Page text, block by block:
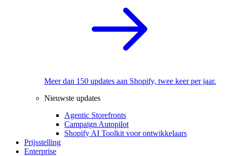
Meer dan 150 updates aan Shopify, twee keer per jaar.
Nieuwste updates
Agentic Storefronts
Campaign Autopilot
Shopify AI Toolkit voor ontwikkelaars
Prijsstelling
Enterprise